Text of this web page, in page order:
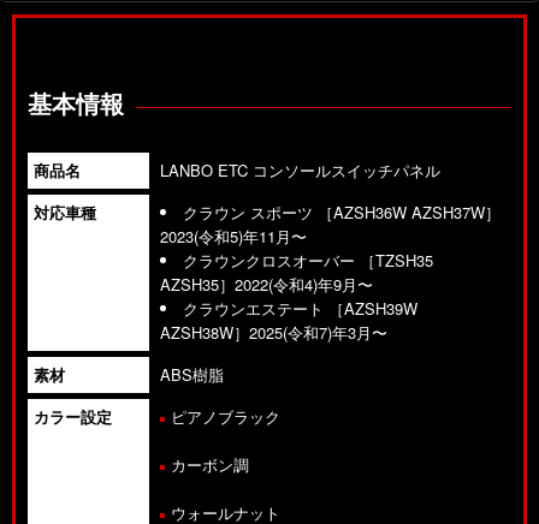
基本情報
商品名
LANBO ETC コンソールスイッチパネル
対応車種
クラウン スポーツ ［AZSH36W AZSH37W］
2023(令和5)年11月〜
クラウンクロスオーバー ［TZSH35
AZSH35］2022(令和4)年9月〜
クラウンエステート ［AZSH39W
AZSH38W］2025(令和7)年3月〜
素材
ABS樹脂
カラー設定
ピアノブラック
カーボン調
ウォールナット